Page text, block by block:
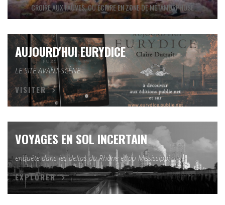
CROIRE AUX FAUVES, OU ÉCRIRE EN ZONE DE MÉTAMORPHOSE
AUJOURD'HUI EURYDICE
LE SITE AVANT-SCÈNE
VISITER
VOYAGES EN SOL INCERTAIN
enquête dans les deltas du Rhône et du Mississippi
EXPLORER